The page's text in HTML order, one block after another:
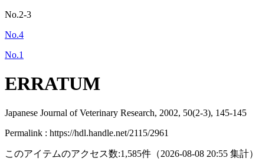
No.2-3
No.4
No.1
ERRATUM
Japanese Journal of Veterinary Research, 2002, 50(2-3), 145-145
Permalink : https://hdl.handle.net/2115/2961
このアイテムのアクセス数:1,585件 （2026-08-08 20:55 集計）